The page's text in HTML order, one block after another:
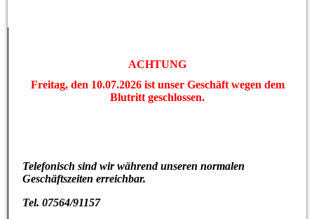
ACHTUNG
Freitag, den 10.07.2026 ist unser Geschäft wegen dem
Blutritt geschlossen.
Telefonisch sind wir während unseren normalen
Geschäftszeiten erreichbar.
Tel. 07564/91157